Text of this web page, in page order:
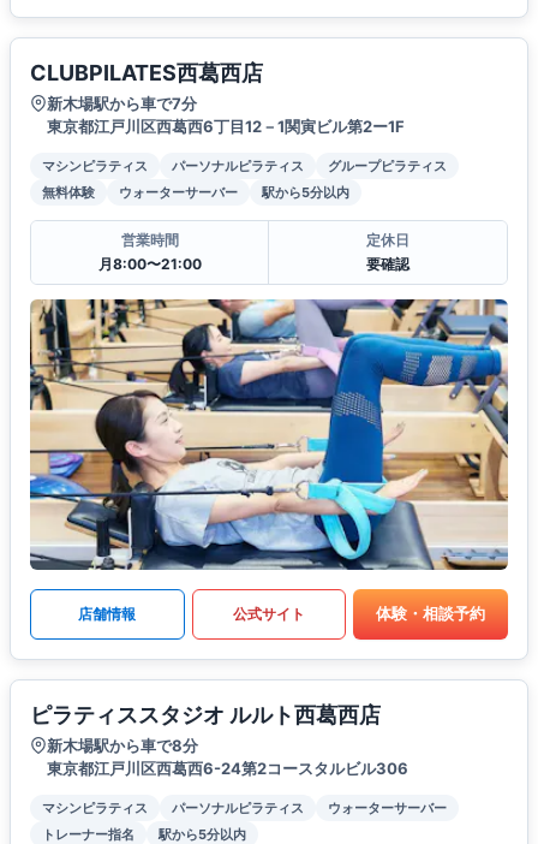
CLUBPILATES西葛西店
新木場駅から車で7分
東京都江戸川区西葛西6丁目12－1関寅ビル第2ー1F
マシンピラティス パーソナルピラティス
グループピラティス
無料体験
ウォーターサーバー 駅から5分以内
営業時間
月8:00〜21:00
定休日
要確認
店舗情報 公式サイト 体験・相談予約
ピラティススタジオ ルルト西葛西店
新木場駅から車で8分
東京都江戸川区西葛西6-24第2コースタルビル306
マシンピラティス パーソナルピラティス
ウォーターサーバー
トレーナー指名
駅から5分以内